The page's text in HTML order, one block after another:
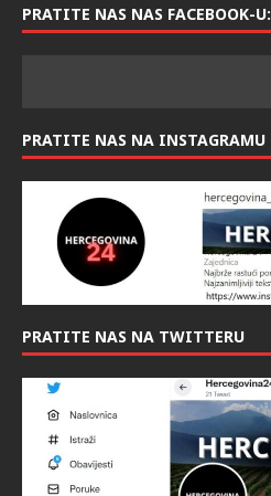
PRATITE NAS NAS FACEBOOK-U:
PRATITE NAS NA INSTAGRAMU
PRATITE NAS NA TWITTERU